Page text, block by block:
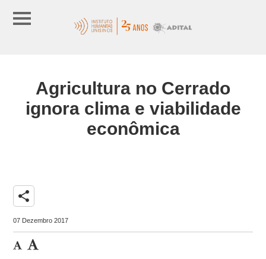
Agricultura no Cerrado
ignora clima e viabilidade
econômica
share
07 Dezembro 2017